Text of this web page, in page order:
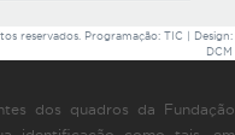
reservados. Programação: TIC | Design:
DCM
dos quadros da Fundação